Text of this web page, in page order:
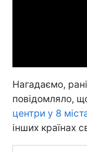
Нагадаємо,
повідомляло,
центри у 8
інших країнах